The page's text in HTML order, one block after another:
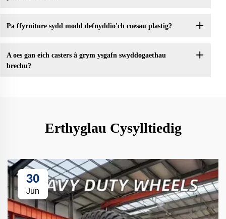
Pa ffyrniture sydd modd defnyddio'ch coesau plastig?
A oes gan eich casters â grym ysgafn swyddogaethau
brechu?
Erthyglau Cysylltiedig
30
Jun